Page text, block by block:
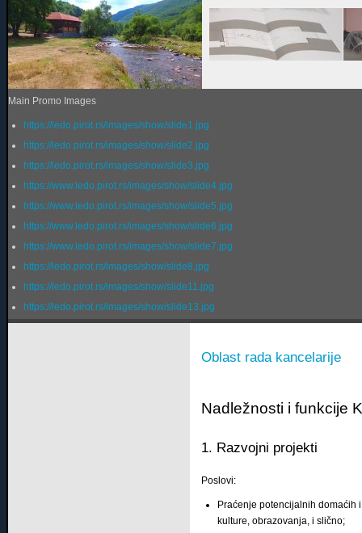
Main Promo Images
https://ledo.pirot.rs/images/show/slide1.jpg
https://ledo.pirot.rs/images/show/slide2.jpg
https://ledo.pirot.rs/images/show/slide3.jpg
https://www.ledo.pirot.rs/images/show/slide4.jpg
https://www.ledo.pirot.rs/images/show/slide5.jpg
https://www.ledo.pirot.rs/images/show/slide6.jpg
https://www.ledo.pirot.rs/images/show/slide7.jpg
https://ledo.pirot.rs/images/show/slide8.jpg
https://ledo.pirot.rs/images/show/slide11.jpg
https://ledo.pirot.rs/images/show/slide13.jpg
Oblast rada kancelarije
Nadležnosti i funkcije
1. Razvojni projekti
Poslovi:
Praćenje potencijalnih domaćih
kulture, obrazovanja, i slično;